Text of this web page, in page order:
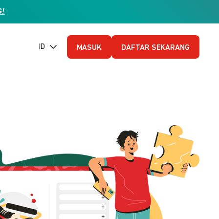
ID (Bahasa Indonesia)
MASUK DAFTAR SEKARANG